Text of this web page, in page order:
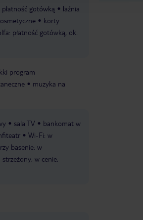
gotówką
łaźnia
korty
płatność gotówką, ok.
program
muzyka na
sala TV
bankomat w
Wi-Fi: w
basenie: w
w cenie,